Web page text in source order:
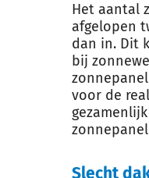
Het aantal
afgelopen
dan in. Dit
bij
voor de
Slecht